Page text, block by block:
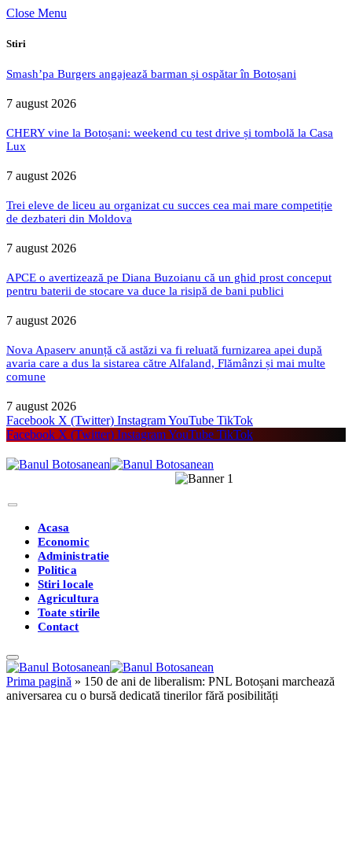
Close Menu
Stiri
Smash’pa Burgers angajează barman și ospătar în Botoșani
7 august 2026
CHERY vine la Botoșani: weekend cu test drive și tombolă la Casa
Lux
7 august 2026
Trei eleve de liceu au organizat cu succes cea mai mare competiție
de dezbateri din Moldova
7 august 2026
APCE o avertizează pe Diana Buzoianu că un ghid prost conceput
pentru baterii de stocare va duce la risipă de bani publici
7 august 2026
Nova Apaserv anunță că astăzi va fi reluată furnizarea apei după
avaria care a dus la sistarea către Alfaland, Flămânzi și mai multe
comune
7 august 2026
Facebook X (Twitter) InstagramYouTube TikTok
Facebook X (Twitter) InstagramYouTube TikTok
Acasa
Economic
Administratie
Politica
Stiri locale
Agricultura
Toate stirile
Contact
Prima pagină » 150 de ani de liberalism: PNL Botoșani marchează
aniversarea cu o bursă dedicată tinerilor fără posibilități